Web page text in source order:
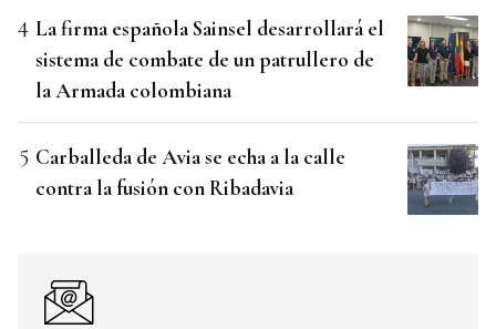
La firma española Sainsel desarrollará el
sistema de combate de un patrullero de
la Armada colombiana
Carballeda de Avia se echa a la calle
contra la fusión con Ribadavia